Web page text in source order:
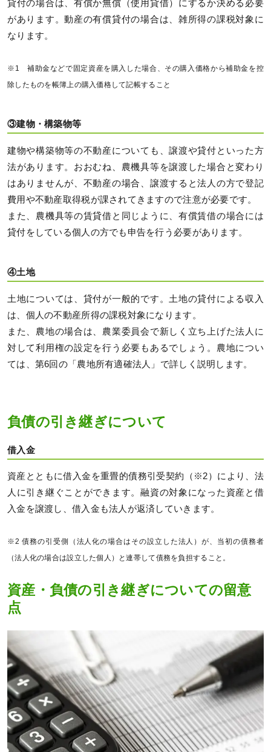
貸付の場合は、有償か無償（使用貸借）にするか決める必要
があります。動産の有償貸付の場合は、雑所得の課税対象に
なります。
※1 補助金などで固定資産を購入した場合、その購入価格から補助金を控
除したものを帳簿上の購入価格して記帳すること
③建物・構築物等
建物や構築物等の不動産についても、譲渡や貸付といった方
法があります。おおむね、農機具等を譲渡した場合と変わり
はありませんが、不動産の場合、譲渡すると法人の方で登記
費用や不動産取得税が課されてきますので注意が必要です。
また、農機具等の賃貸借と同じように、有償賃借の場合には
貸付をしている個人の方でも申告を行う必要があります。
④土地
土地については、貸付が一般的です。土地の貸付による収入
は、個人の不動産所得の課税対象になります。
また、農地の場合は、農業委員会で新しく立ち上げた法人に
対して利用権の設定を行う必要もあるでしょう。農地につい
ては、第6回の「農地所有適確法人」で詳しく説明します。
負債の引き継ぎについて
借入金
資産とともに借入金を重畳的債務引受契約（※2）により、法
人に引き継ぐことができます。融資の対象になった資産と借
入金を譲渡し、借入金も法人が返済していきます。
※2 債務の引受側（法人化の場合はその設立した法人）が、当初の債務者
（法人化の場合は設立した個人）と連帯して債務を負担すること。
資産・負債の引き継ぎについての留意
点